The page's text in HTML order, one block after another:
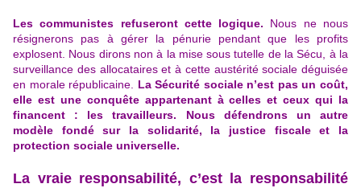
Les communistes refuseront cette logique. Nous ne nous
résignerons pas à gérer la pénurie pendant que les profits
explosent. Nous dirons non à la mise sous tutelle de la Sécu, à la
surveillance des allocataires et à cette austérité sociale déguisée
en morale républicaine. La Sécurité sociale n’est pas un coût,
elle est une conquête appartenant à celles et ceux qui la
financent : les travailleurs. Nous défendrons un autre
modèle fondé sur la solidarité, la justice fiscaleet la
protection sociale universelle.
La vraie responsabilité, c’est la responsabilité